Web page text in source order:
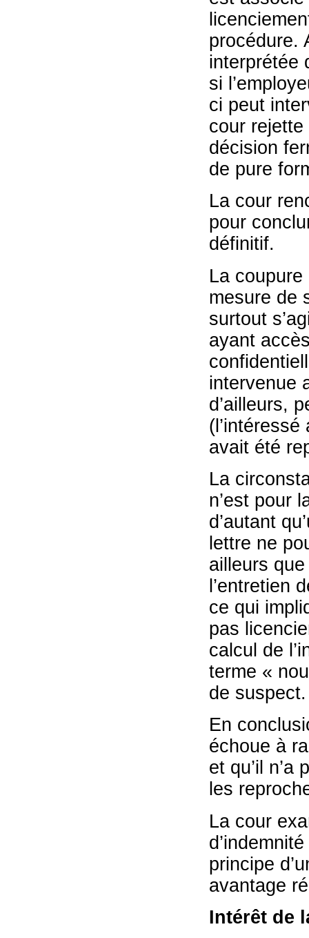
procédure.
interprétée
si
ci peut
cour rejette
décision
de pure
La cour
pour
définitif.
La
mesure de
surtout
ayant
intervenue
d’ailleurs,
avait été
La
n’est pour
d’autant
lettre ne
ailleurs
l’entretien
ce qui
pas
calcul de
terme «
de suspect.
En
échoue à
et qu’il
les
La cour
principe
avantage
Intérêt de